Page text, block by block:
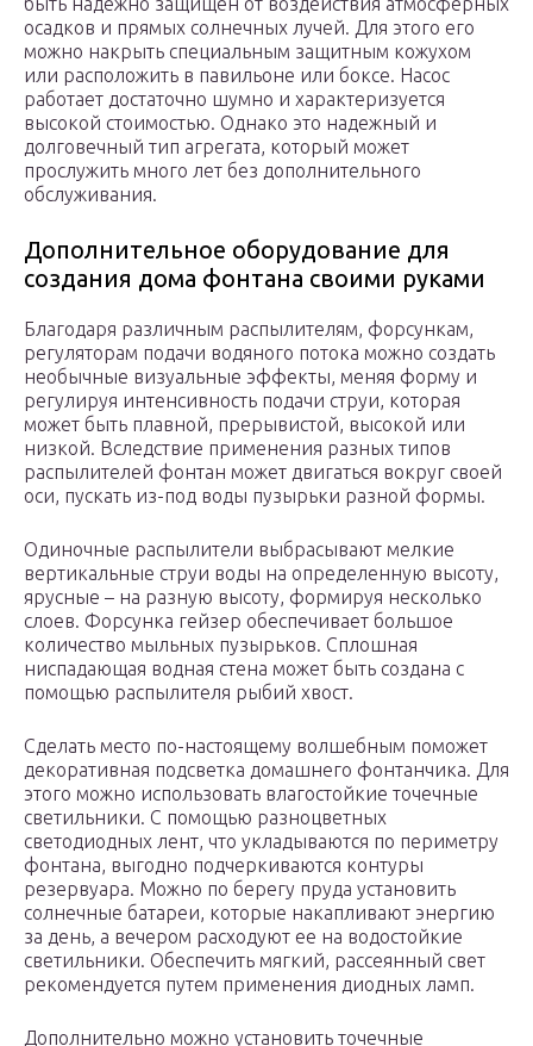
осадков и прямых солнечных лучей. Для этого его
можно накрыть специальным защитным кожухом
или расположить в павильоне или боксе. Насос
работает достаточно шумно и характеризуется
высокой стоимостью. Однако это надежный и
долговечный тип агрегата, который может
прослужить много лет без дополнительного
обслуживания.
Дополнительное оборудование для
создания дома фонтана своими руками
Благодаря различным распылителям, форсункам,
регуляторам подачи водяного потока можно создать
необычные визуальные эффекты, меняя форму и
регулируя интенсивность подачи струи, которая
может быть плавной, прерывистой, высокой или
низкой. Вследствие применения разных типов
распылителей фонтан может двигаться вокруг своей
оси, пускать из-под воды пузырьки разной формы.
Одиночные распылители выбрасывают мелкие
вертикальные струи воды на определенную высоту,
ярусные – на разную высоту, формируя несколько
слоев. Форсунка гейзер обеспечивает большое
количество мыльных пузырьков. Сплошная
ниспадающая водная стена может быть создана с
помощью распылителя рыбий хвост.
Сделать место по-настоящему волшебным поможет
декоративная подсветка домашнего фонтанчика. Для
этого можно использовать влагостойкие точечные
светильники. С помощью разноцветных
светодиодных лент, что укладываются по периметру
фонтана, выгодно подчеркиваются контуры
резервуара. Можно по берегу пруда установить
солнечные батареи, которые накапливают энергию
за день, а вечером расходуют ее на водостойкие
светильники. Обеспечить мягкий, рассеянный свет
рекомендуется путем применения диодных ламп.
Дополнительно можно установить точечные